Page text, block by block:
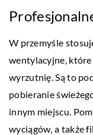
W przemyśle
wentylacyjne,
wyrzutnię. Są to
pobieranie
innym miejscu.
wyciągów, a także